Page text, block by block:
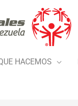
HACEMOS